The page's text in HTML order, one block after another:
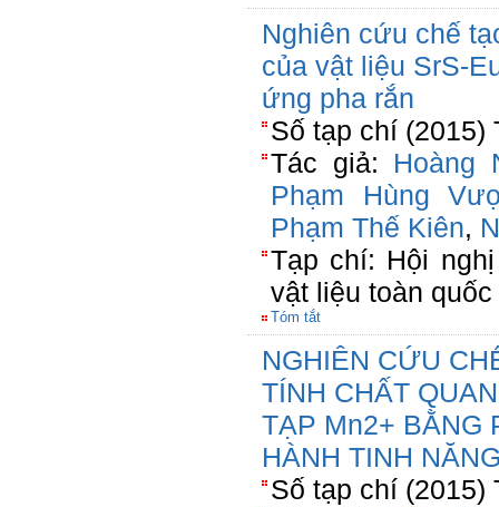
Nghiên cứu chế
của vật liệu SrS-
ứng pha rắn
Số tạp chí (2015)
Tác giả: Hoàng
Phạm Hùng
Phạm Thế Kiên,
Tạp chí: Hội
vật liệu toàn
Tóm tắt
NGHIÊN CỨU
TÍNH CHẤT
TẠP Mn2+ BẰNG
HÀNH TINH
Số tạp chí (2015)